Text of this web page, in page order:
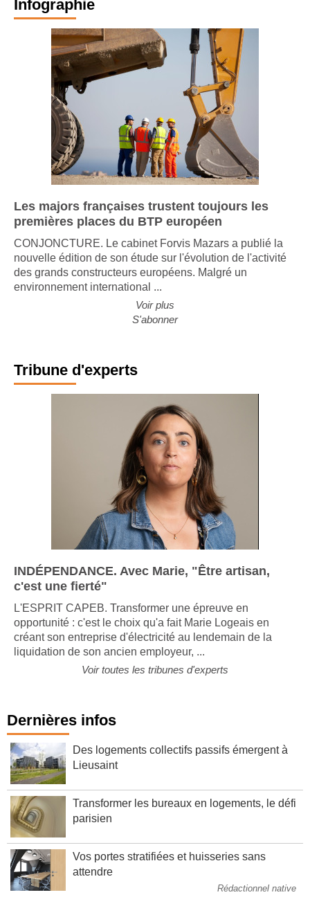
Infographie
Les majors françaises trustent toujours les
premières places du BTP européen
CONJONCTURE. Le cabinet Forvis Mazars a publié la
nouvelle édition de son étude sur l'évolution de l'activité
des grands constructeurs européens. Malgré un
Voir plus
Tribune d'experts
INDÉPENDANCE. Avec Marie, "Être artisan,
L'ESPRIT CAPEB. Transformer une épreuve en
opportunité : c'est le choix qu'a fait Marie Logeais en
créant son entreprise d'électricité au lendemain de la
Dernières infos
Des logements collectifs passifs émergent à
Transformer les bureaux en logements, le défi
Vos portes stratifiées et huisseries sans